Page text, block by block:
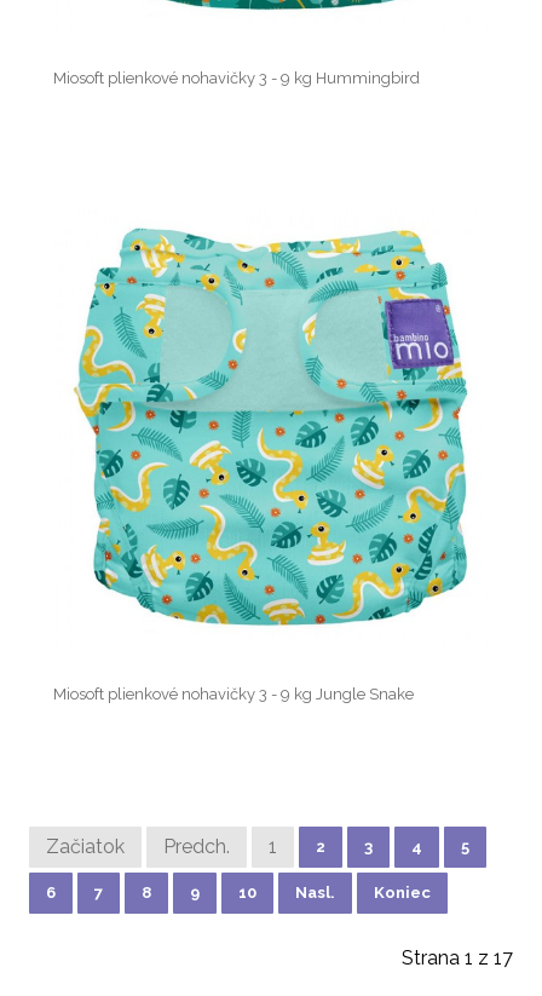
Miosoft plienkové nohavičky 3 - 9 kg Hummingbird
Miosoft plienkové nohavičky 3 - 9 kg Jungle Snake
Začiatok Predch. 1 2 3 4 5
6 7 8 9 10 Nasl. Koniec
Strana 1 z 17